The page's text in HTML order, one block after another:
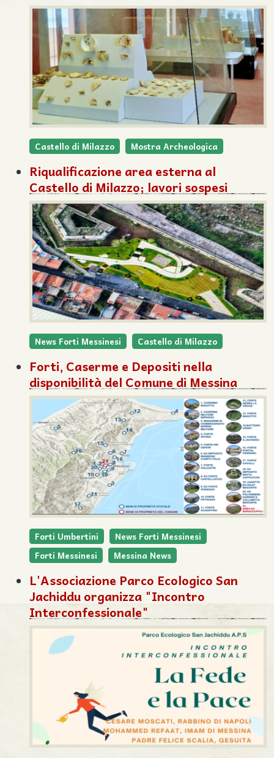
Castello di Milazzo Mostra Archeologica
Riqualificazione area esterna al
Castello di Milazzo; lavori sospesi
News Forti Messinesi Castello di Milazzo
Forti, Caserme e Depositi nella
disponibilità del Comune di Messina
Forti Umbertini
News Forti Messinesi
Forti Messinesi
Messina News
L'Associazione Parco Ecologico San
Jachiddu organizza "Incontro
Interconfessionale"